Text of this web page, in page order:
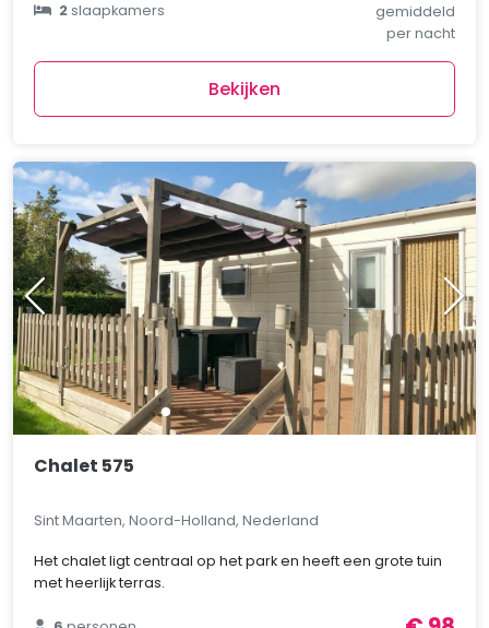
2slaapkamers
gemiddeld
per nacht
Bekijken
Chalet 575
Sint Maarten, Noord-Holland, Nederland
Het chalet ligt centraal op het park en heeft een grote tuin
met heerlijk terras.